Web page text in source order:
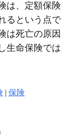
は、定額保険
るという点で
は死亡の原因
生命保険では
| 保険